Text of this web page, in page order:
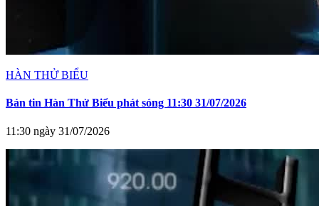
HÀN THỬ BIỂU
Bản tin Hàn Thử Biểu phát sóng 11:30 31/07/2026
11:30 ngày 31/07/2026